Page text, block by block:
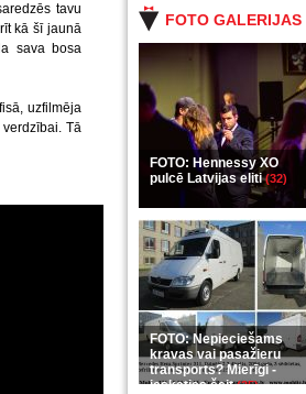
FOTO GALERIJAS
FOTO: Hennessy XO
pulcē Latvijas eliti(32)
FOTO: Nepieciešams
kravas vai pasažieru
transports? Mierīgi -
ieskaties šeit(35)
tavu
kā šī jaunā
sava bosa
uzfilmēja
Tā